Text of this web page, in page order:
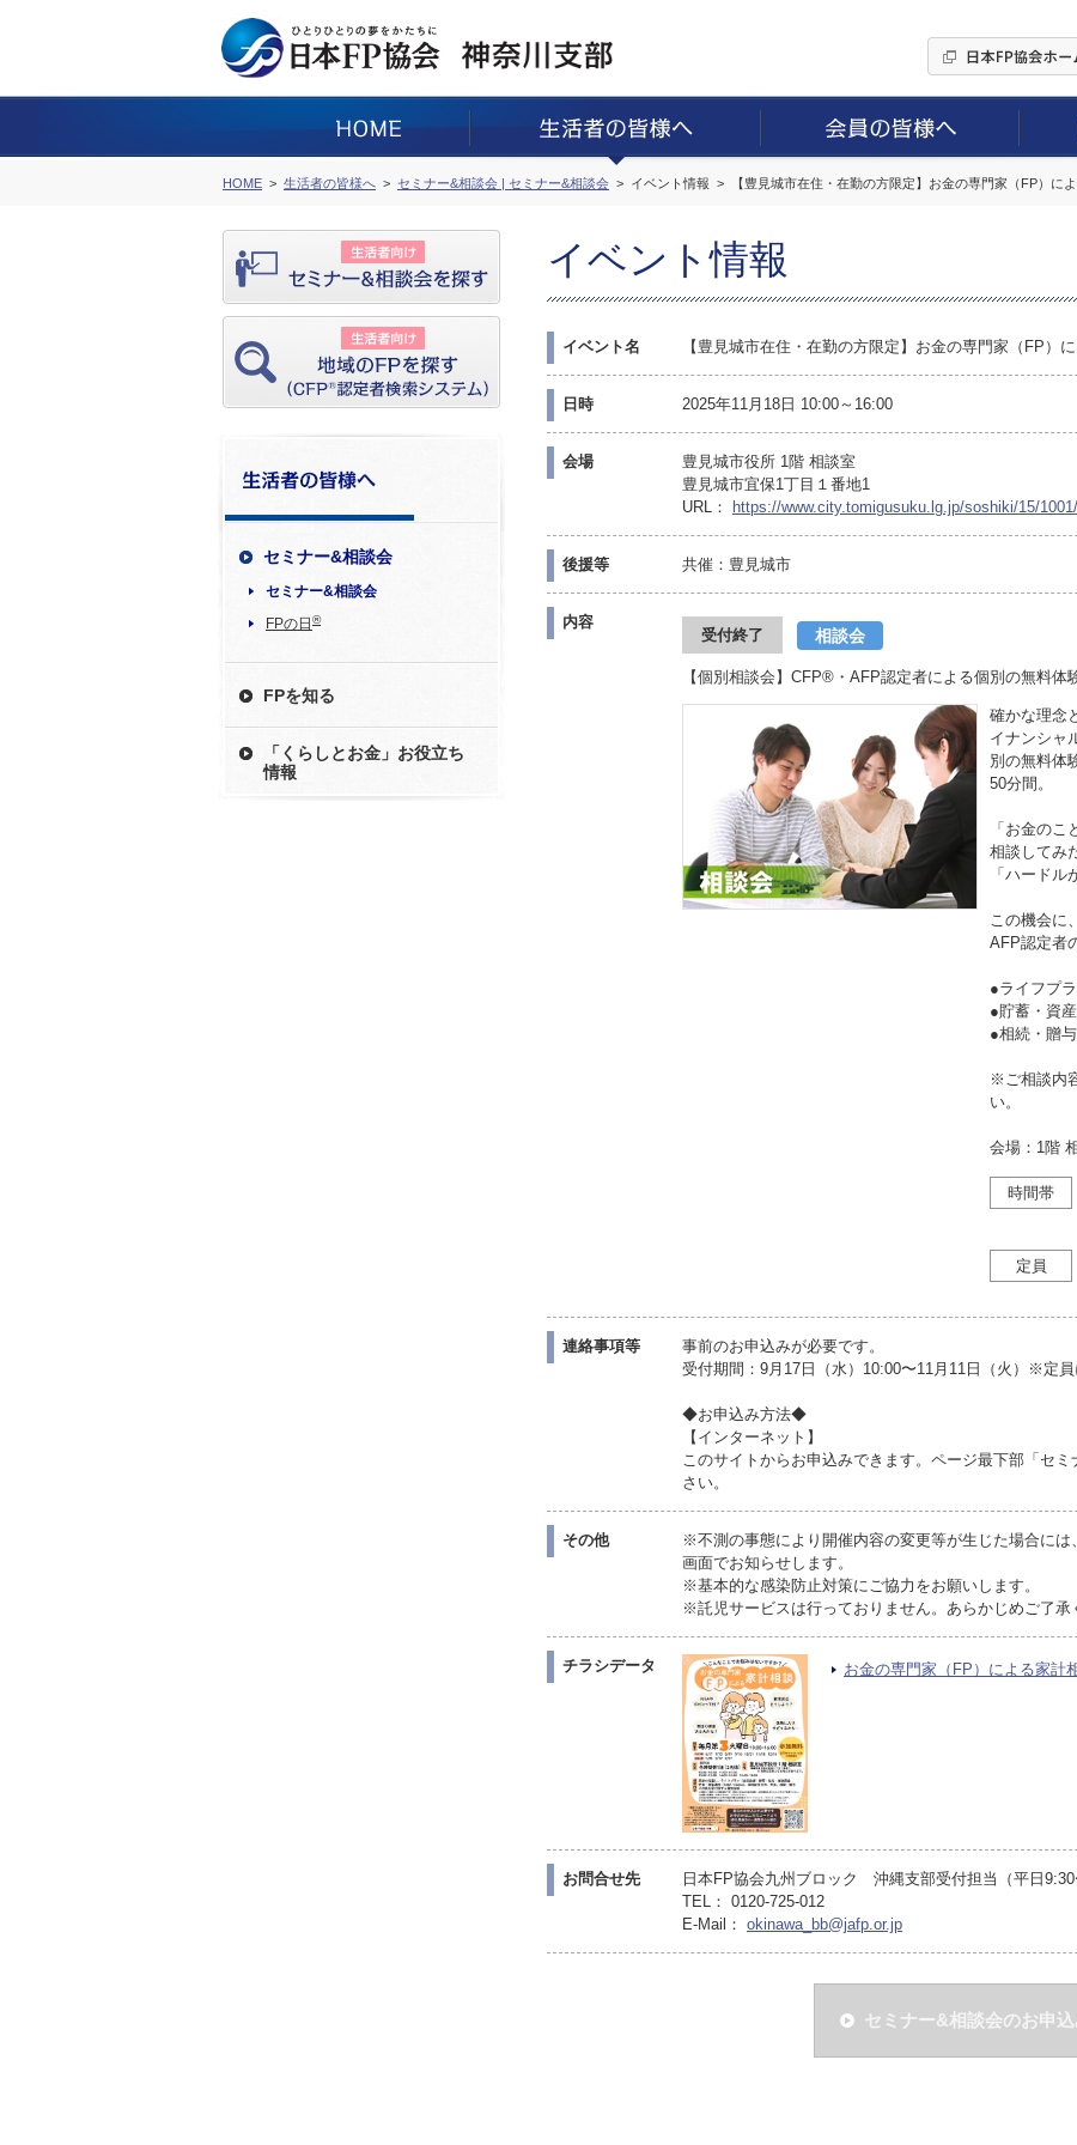
HOME 生活者の皆様へ セミナー&相談会 | セミナー&相談会 イベント情報 【豊見城市在住・在勤の方限定】お金の専門家（FP）に
セミナー&相談会
セミナー&相談会
FPの日 ®
FPを知る
「くらしとお金」お役立ち
情報
イベント情報
イベント名 【豊見城市在住・在勤の方限定】お金の専門家（FP）
日時 2025年11月18日 10:00～16:00
会場
豊見城市役所 1階 相談室
豊見城市宜保1丁目１番地1
URL：
https://www.city.tomigusuku.lg.jp/soshiki/15/
後援等 共催：豊見城市
内容
受付終了 相談会
【個別相談会】CFP®・AFP認定者による個別の無料体
確かな理念
イナンシャ
別の無料体
50分間。
「お金の
相談してみ
「ハード
この機会に
AFP認定者
●ライフプ
●貯蓄・
●相続・
※ご相談内
い。
会場：1階
時間帯
定員
連絡事項等
事前のお申込みが必要です。
受付期間：9月17日（水）10:00〜11月11日（火）※定員
◆お申込み方法◆
【インターネット】
このサイトからお申込みできます。ページ最下部「セ
さい。
その他
※不測の事態により開催内容の変更等が生じた場合に
画面でお知らせします。
※基本的な感染防止対策にご協力をお願いします。
※託児サービスは行っておりません。あらかじめご了承
チラシデータ お金の専門家（FP）による家計
お問合せ先
日本FP協会九州ブロック 沖縄支部受付担当（平日9:30
TEL： 0120-725-012
E-Mail： okinawa_bb@jafp.or.jp
セミナー&相談会のお申